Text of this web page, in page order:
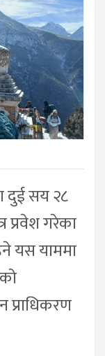
दुई सय २८
प्रवेश गरेका
यस याममा
प्राधिकरण